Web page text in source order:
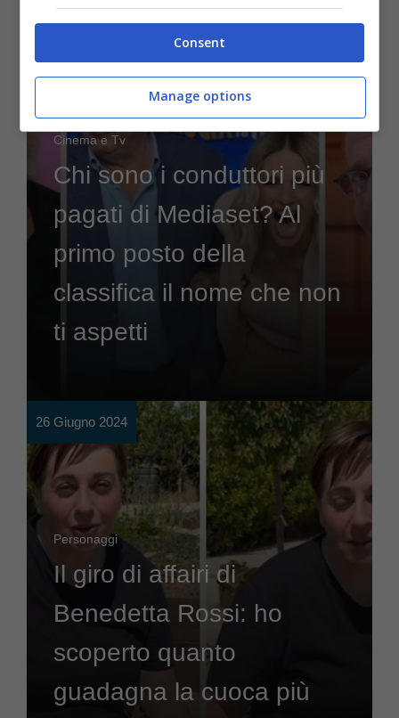
26 Giugno 2024
Cinema e Tv
Chi sono i conduttori più
pagati di Mediaset? Al
primo posto della
classifica il nome che non
ti aspetti
26 Giugno 2024
Personaggi
Il giro di affairi di
Benedetta Rossi: ho
scoperto quanto
guadagna la cuoca più
Consent
Manage options